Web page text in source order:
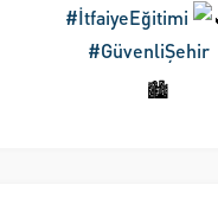
#İtfaiyeEğitimi
#GüvenliŞehir